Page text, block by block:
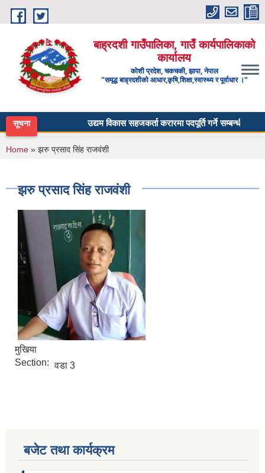
Skip to main content
बाह्रदशी गाउँपालिका, गाउँ कार्यपालिकाको
कार्यालय
कोशी प्रदेश, चकचकी, झापा, नेपाल
"समृद्ध बाह्रदशीको आधार,कृषि,शिक्षा,स्वास्थ्य र पूर्वाधार ।"
सूचना उद्यम विकास सहजकर्ता करारमा पदपूर्ति गर्ने सम्बन्धी सूचना ।
You are here
Home » झरु प्रसाद सिंह राजवंशी
झरु प्रसाद सिंह राजवंशी
मुखिया
Section: वडा 3
बजेट तथा कार्यक्रम